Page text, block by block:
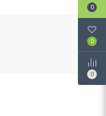
0
0
0